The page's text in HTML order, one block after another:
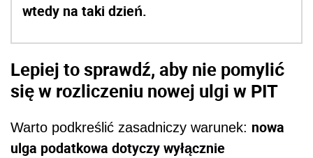
wtedy na taki dzień.
Lepiej to sprawdź, aby nie pomylić
się w rozliczeniu nowej ulgi w PIT
Warto podkreślić zasadniczy warunek: nowa
ulga podatkowa dotyczy wyłącznie